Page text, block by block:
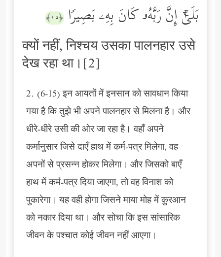
بَلَىٰۤۚ إِنَّ رَبَّهُۥ كَانَ بِهِۦ بَصِیرࣰا ﴿١٥﴾
क्यों नहीं, निश्चय उसका पालनहार उसे
देख रहा था।[2]
2. (6-15) इन आयतों में इनसान को सावधान किया
गया है कि तुझे भी अपने पालनहार से मिलना है। और
धीरे-धीरे उसी की ओर जा रहा है। वहाँ अपने
कर्मानुसार जिसे दाएँ हाथ में कर्म-पत्र मिलेगा, वह
अपनों से प्रसन्न होकर मिलेगा। और जिसको बाएँ
हाथ में कर्म-पत्र दिया जाएगा, तो वह विनाश को
पुकारेगा। यह वही होगा जिसने माया मोह में क़ुरआन
को नकार दिया था। और सोचा कि इस सांसारिक
जीवन के पश्चात कोई जीवन नहीं आएगा।